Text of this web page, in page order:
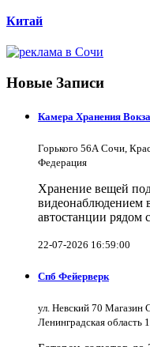
Китай
Новые Записи
Камера Хранения
Горького 56А Сочи,
Федерация
Хранение вещей
видеонаблюдением
автостанции рядом
22-07-2026 16:59:00
Спб Фейерверк
ул. Невский 70 Магазин
Ленинградская область